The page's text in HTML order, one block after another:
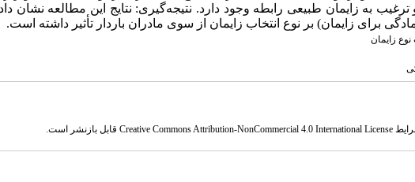
به زایمان طبیعی رابطه وجود دارد. نتیجه‌گیری: نتایج این مطالعه نشان
برای زایمان) بر نوع انتخاب زایمان از سوی مادران باردار تأثیر داشته است.
نوع زایمان
Creative Commons Attribution-NonCommercial 4.0 International Licenseقابل بازنشر است.